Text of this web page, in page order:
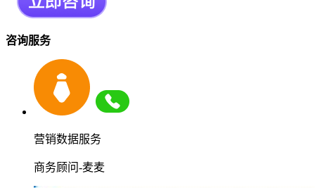
咨询服务
营销数据服务
商务顾问-麦麦